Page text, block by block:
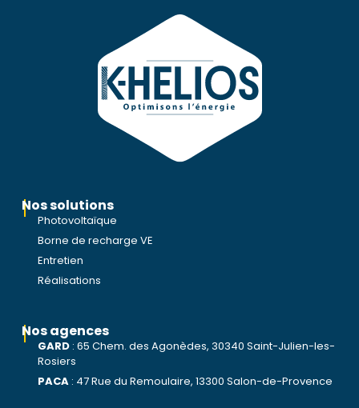
Nos solutions
Photovoltaïque
Borne de recharge VE
Entretien
Réalisations
Nos agences
GARD : 65 Chem. des Agonèdes, 30340 Saint-Julien-les-
Rosiers
PACA : 47 Rue du Remoulaire, 13300 Salon-de-Provence